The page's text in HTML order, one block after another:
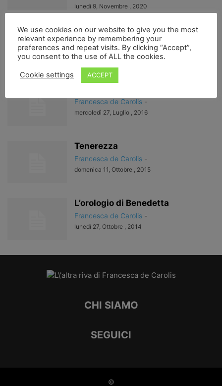
lunedì 9, Novembre , 2020
Tutte le menti di cui ha bisogno il
mondo…
Francesca de Carolis -
Francesca de Carolis -
mercoledì 27, Luglio , 2016
Tenerezza
Francesca de Carolis -
domenica 11, Ottobre , 2015
L’orologio di Benedetta
Francesca de Carolis -
lunedì 27, Ottobre , 2014
CHI SIAMO
SEGUICI
©
We use cookies on our website to give you the most
relevant experience by remembering your
preferences and repeat visits. By clicking “Accept”,
you consent to the use of ALL the cookies.
Cookie settings ACCEPT